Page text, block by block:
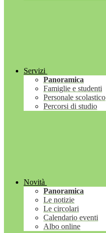
Servizi
Panoramica
Famiglie e studenti
Personale scolastico
Percorsi di studio
Novità
Panoramica
Le notizie
Le circolari
Calendario eventi
Albo online